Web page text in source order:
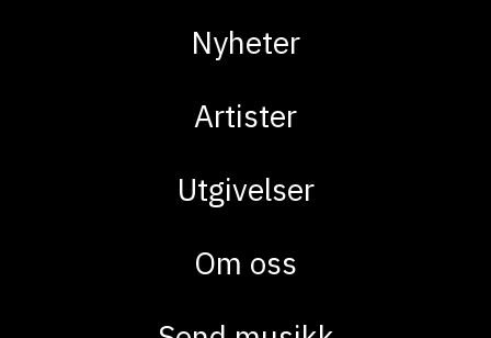
Nyheter
Artister
Utgivelser
Om oss